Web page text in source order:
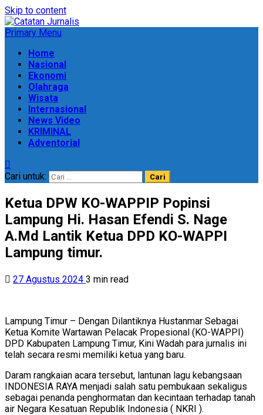
Skip to content
Primary Menu
Home
Nasional
Ekonomi
Olahraga
Wisata
Internasional
News Video
KRIMINAL
Adventorial
Cari untuk:
Ketua DPW KO-WAPPIP Popinsi
Lampung Hi. Hasan Efendi S. Nage
A.Md Lantik Ketua DPD KO-WAPPI
Lampung timur.
27 Agustus 2024 3 min read
Lampung Timur – Dengan Dilantiknya Hustanmar Sebagai
Ketua Komite Wartawan Pelacak Propesional (KO-WAPPI)
DPD Kabupaten Lampung Timur, Kini Wadah para jurnalis ini
telah secara resmi memiliki ketua yang baru.
Daram rangkaian acara tersebut, lantunan lagu kebangsaan
INDONESIA RAYA menjadi salah satu pembukaan sekaligus
sebagai penanda penghormatan dan kecintaan terhadap tanah
air Negara Kesatuan Republik Indonesia ( NKRI ).